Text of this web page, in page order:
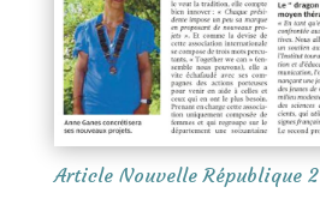
Article Nouvelle République 2